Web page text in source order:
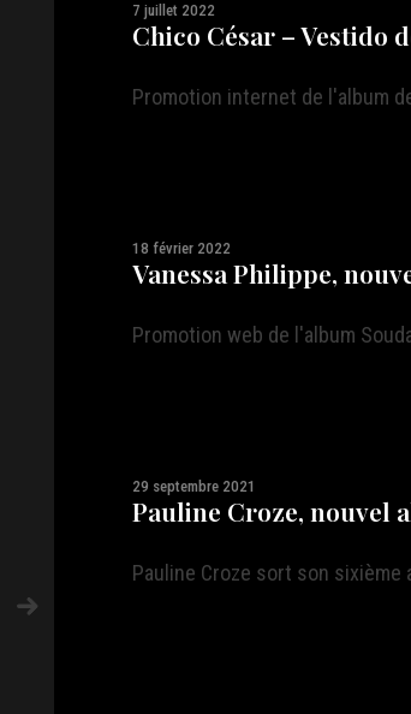
7 juillet 2022
Chico César – Vestido
Promotion internet de l'album
18 février 2022
Vanessa Philippe,
Promotion web de l'album
29 septembre 2021
Pauline Croze, nouvel
Pauline Croze sort son